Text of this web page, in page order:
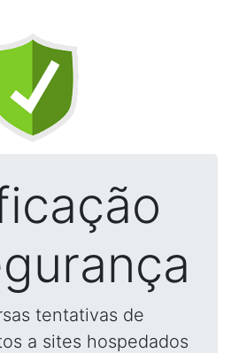
tentativas de
a sites hospedados